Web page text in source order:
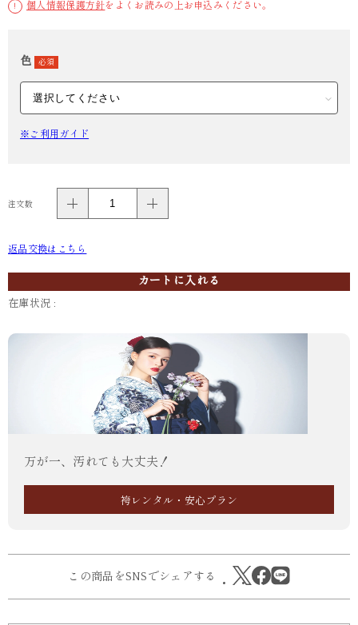
! 個人情報保護方針をよくお読みの上お申込みください。
色 必須
※ご利用ガイド
注文数
返品交換はこちら
カートに入れる
在庫状況 :
万が一、汚れても大丈夫！
袴レンタル・安心プラン
この商品をSNSでシェアする